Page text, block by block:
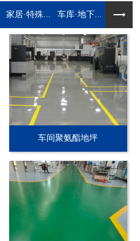
家居·特殊... 车库·地下...
车间聚氨酯地坪